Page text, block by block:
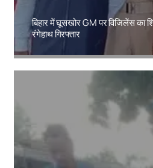
बिहार में घूसखोर GM पर विजिलेंस का
रंगेहाथ गिरफ्तार